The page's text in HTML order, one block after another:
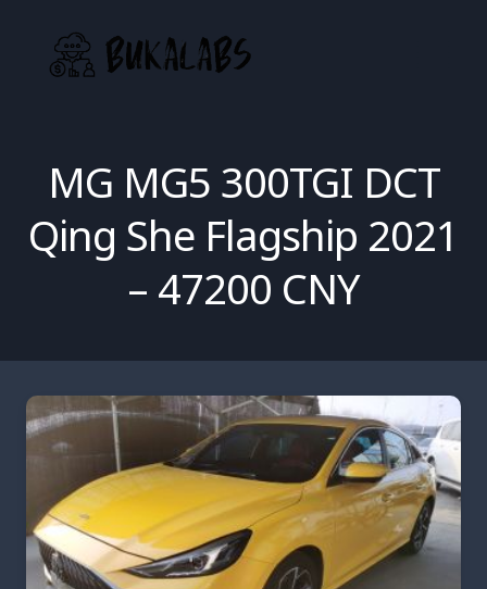
content
MG MG5 300TGI DCT
Qing She Flagship 2021
– 47200 CNY